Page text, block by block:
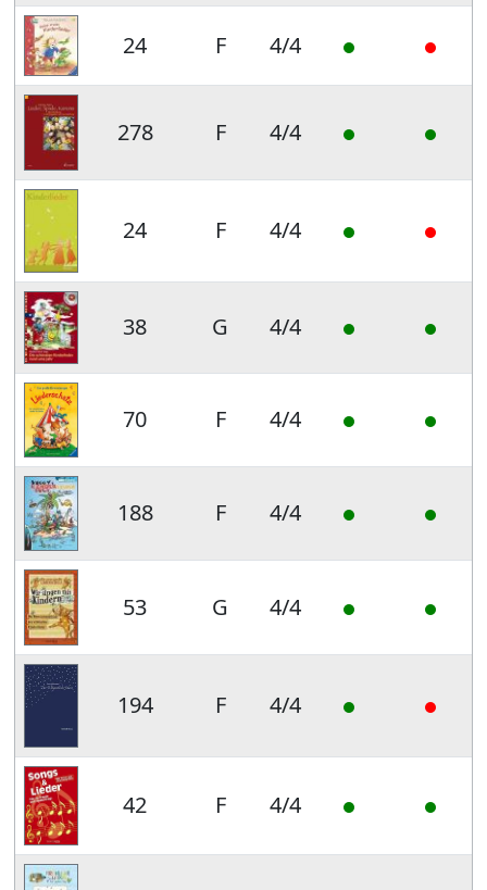
24 F 4/4
278 F 4/4
24 F 4/4
38 G 4/4
70 F 4/4
188 F 4/4
53 G 4/4
194 F 4/4
42 F 4/4